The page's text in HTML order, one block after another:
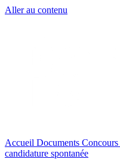
Aller au contenu
Accueil Documents Concours
candidature spontanée